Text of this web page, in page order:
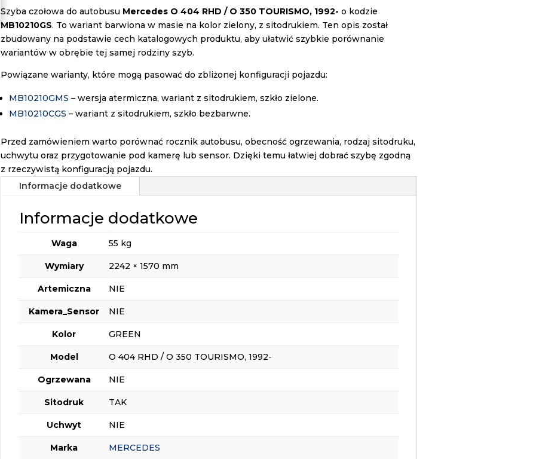
Szyba czołowa do autobusu Mercedes O 404 RHD / O 350 TOURISMO, 1992- o kodzie
MB10210GS. To wariant barwiona w masie na kolor zielony, z sitodrukiem. Ten opis został
zbudowany na podstawie cech katalogowych produktu, aby ułatwić szybkie porównanie
wariantów w obrębie tej samej rodziny szyb.
Powiązane warianty, które mogą pasować do zbliżonej konfiguracji pojazdu:
MB10210GMS – wersja atermiczna, wariant z sitodrukiem, szkło zielone.
MB10210CGS – wariant z sitodrukiem, szkło bezbarwne.
Przed zamówieniem warto porównać rocznik autobusu, obecność ogrzewania, rodzaj sitodruku,
uchwytu oraz przygotowanie pod kamerę lub sensor. Dzięki temu łatwiej dobrać szybę zgodną
z rzeczywistą konfiguracją pojazdu.
Informacje dodatkowe
Informacje dodatkowe
Waga 55 kg
Wymiary 2242 × 1570 mm
Artemiczna NIE
Kamera_Sensor NIE
Kolor GREEN
Model O 404 RHD / O 350 TOURISMO, 1992-
Ogrzewana NIE
Sitodruk TAK
Uchwyt NIE
Marka MERCEDES